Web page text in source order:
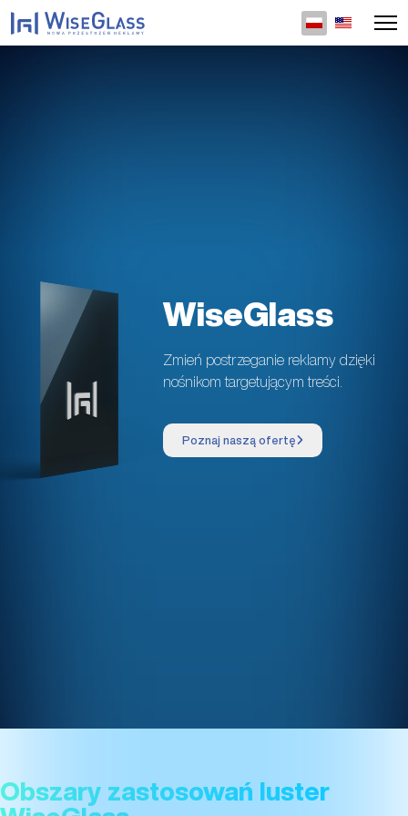
Wybierz swój
WiseGlass
Zmień postrzeganie reklamy dzięki
nośnikom targetującym treści.
Poznaj naszą ofertę
Obszary zastosowań luster